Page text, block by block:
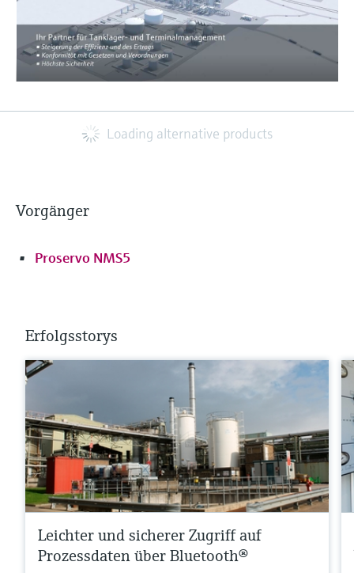
Loading alternative products
Vorgänger
Proservo NMS5
Erfolgsstorys
Leichter und sicherer Zugriff auf
Prozessdaten über Bluetooth®